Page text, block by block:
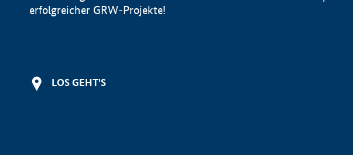
erfolgreicher GRW-Projekte!
LOS GEHT'S